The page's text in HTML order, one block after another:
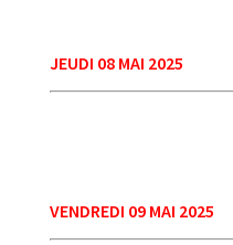
JEUDI 08 MAI 2025
VENDREDI 09 MAI 2025